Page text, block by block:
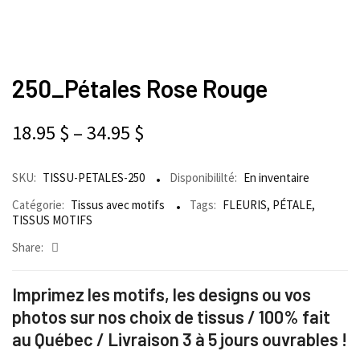
250_Pétales Rose Rouge
18.95 $ –34.95 $
SKU: TISSU-PETALES-250 Disponibililté: En inventaire
Catégorie: Tissus avec motifs Tags: FLEURIS, PÉTALE,
TISSUS MOTIFS
Share:
Imprimez les motifs, les designs ou vos
photos sur nos choix de tissus / 100% fait
au Québec / Livraison 3 à 5 jours ouvrables !